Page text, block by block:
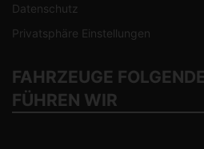
Datenschutz
Privatsphäre Einstellungen
FAHRZEUGE
FÜHREN WIR